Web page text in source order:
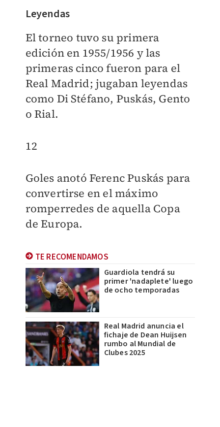
Leyendas
El torneo tuvo su primera
edición en 1955/1956 y las
primeras cinco fueron para el
Real Madrid; jugaban leyendas
como Di Stéfano, Puskás, Gento
o Rial.
12
Goles anotó Ferenc Puskás para
convertirse en el máximo
romperredes de aquella Copa
de Europa.
TE RECOMENDAMOS
Guardiola tendrá su
primer 'nadaplete' luego
de ocho temporadas
Real Madrid anuncia el
fichaje de Dean Huijsen
rumbo al Mundial de
Clubes 2025